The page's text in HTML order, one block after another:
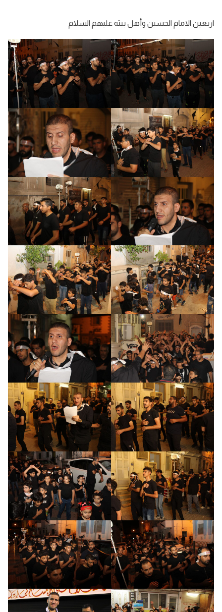
اربعين الامام الحسين وأهل بيته عليهم السلام